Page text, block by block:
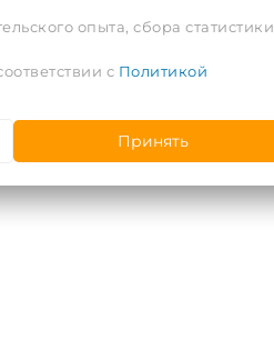
опыта, сбора статистики
с Политикой
Принять